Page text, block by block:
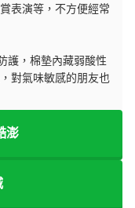
表演等，不方便經常
護，棉墊內藏弱酸性
對氣味敏感的朋友也
澎